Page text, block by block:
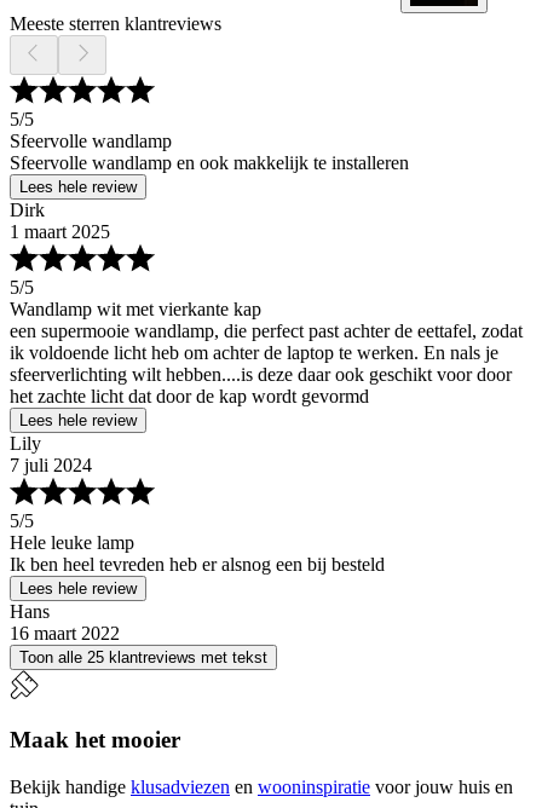
Meeste sterren klantreviews
5/5
Sfeervolle wandlamp
Sfeervolle wandlamp en ook makkelijk te installeren
Lees hele review
Dirk
1 maart 2025
5/5
Wandlamp wit met vierkante kap
een supermooie wandlamp, die perfect past achter de eettafel, zodat
ik voldoende licht heb om achter de laptop te werken. En nals je
sfeerverlichting wilt hebben....is deze daar ook geschikt voor door
het zachte licht dat door de kap wordt gevormd
Lees hele review
Lily
7 juli 2024
5/5
Hele leuke lamp
Ik ben heel tevreden heb er alsnog een bij besteld
Lees hele review
Hans
16 maart 2022
Toon alle 25 klantreviews met tekst
Maak het mooier
Bekijk handige klusadviezen en wooninspiratie voor jouw huis en